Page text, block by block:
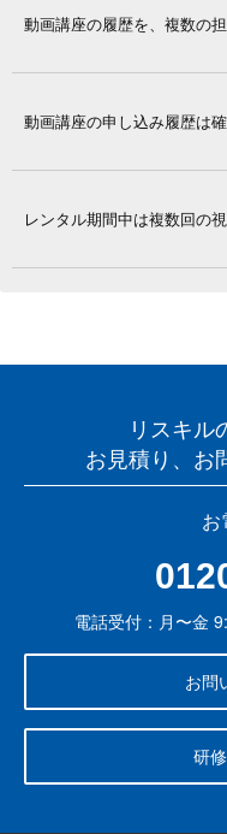
動画講座の履歴を、複数の
動画講座の申し込み履歴は
レンタル期間中は複数回の
リスキル
お見積り、お
お
電話受付：月〜金
お問
研